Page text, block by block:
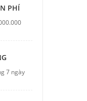
PHÍ
7 ngày